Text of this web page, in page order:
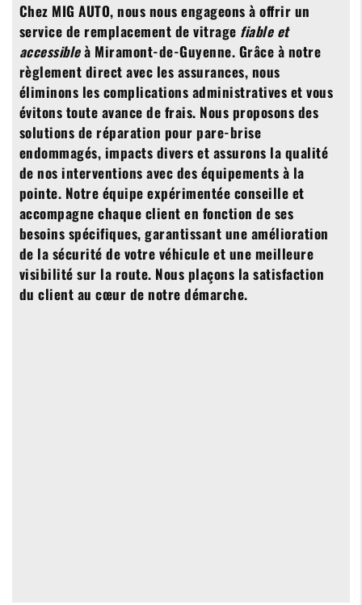
Chez MIG AUTO, nous nous engageons à offrir un
service de remplacement de vitrage fiable et
accessibleà Miramont-de-Guyenne. Grâce à notre
règlement direct avec les assurances, nous
éliminons les complications administratives et vous
évitons toute avance de frais. Nous proposons des
solutions de réparation pour pare-brise
endommagés, impacts divers et assurons la qualité
de nos interventions avec des équipements à la
pointe. Notre équipe expérimentée conseille et
accompagne chaque client en fonction de ses
besoins spécifiques, garantissant une amélioration
de la sécurité de votre véhicule et une meilleure
visibilité sur la route. Nous plaçons la satisfaction
du client au cœur de notre démarche.